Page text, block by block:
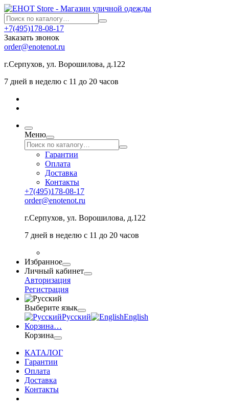
+7(495)178-08-17
Заказать звонок
order@enotenot.ru
г.Серпухов, ул. Ворошилова, д.122
7 дней в неделю с 11 до 20 часов
Меню
Гарантии
Оплата
Доставка
Контакты
+7(495)178-08-17
order@enotenot.ru
г.Серпухов, ул. Ворошилова, д.122
7 дней в неделю с 11 до 20 часов
Избранное
Личный кабинет
Авторизация
Регистрация
Выберите язык
Русский
English
Корзина…
Корзина
КАТАЛОГ
Гарантии
Оплата
Доставка
Контакты